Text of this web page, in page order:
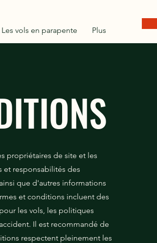
Les vols en parapente Plus
propriétaires de site et les
et responsabilités des
que d'autres informations
et conditions incluent des
les vols, les politiques
Il est recommandé de
respectent pleinement les